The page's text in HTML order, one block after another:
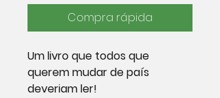
Compra rápida
Um livro que todos que
querem mudar de país
deveriam ler!